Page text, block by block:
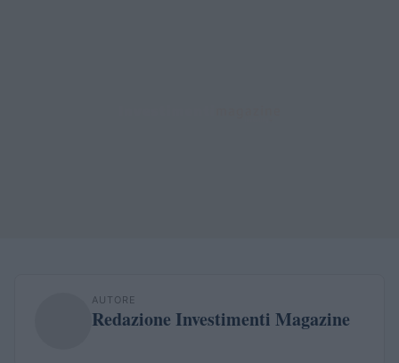
AUTORE
Redazione Investimenti Magazine